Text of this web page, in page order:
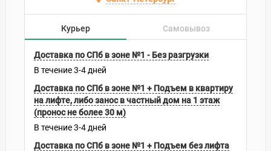
Курьер Самовывоз
Доставка по СПб в зоне №1 - Без разгрузки
В течение3-4 дней
Доставка по СПб в зоне №1 + Подъем в квартиру
на лифте, либо занос в частный дом на 1 этаж
(пронос не более 30 м)
В течение3-4 дней
Доставка по СПб в зоне №1 + Подъем без лифта